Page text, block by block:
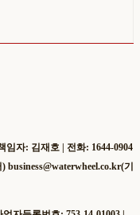
자: 김재호 | 전화: 1644-0904
business@waterwheel.co.kr(기